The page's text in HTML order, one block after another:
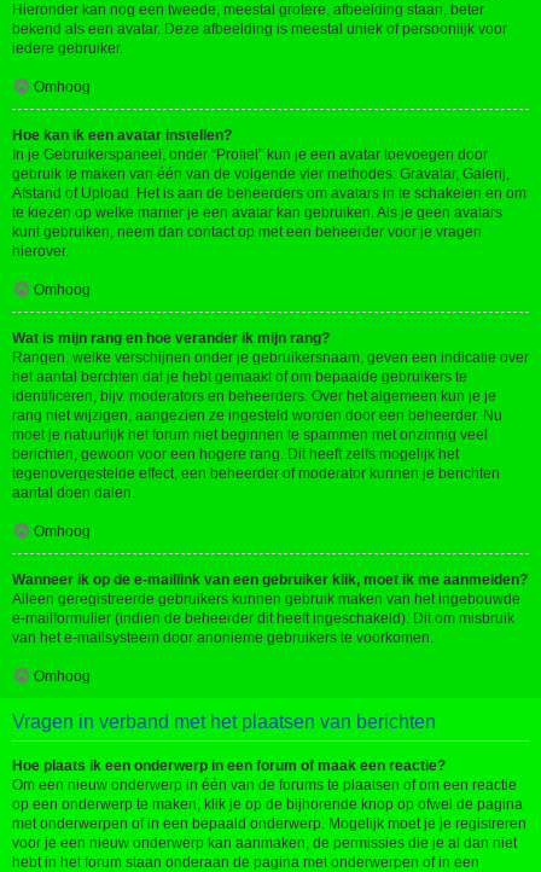
Hieronder kan nog een tweede, meestal grotere, afbeelding staan, beter
bekend als een avatar. Deze afbeelding is meestal uniek of persoonlijk voor
iedere gebruiker.
Omhoog
Hoe kan ik een avatar instellen?
In je Gebruikerspaneel, onder “Profiel” kun je een avatar toevoegen door
gebruik te maken van één van de volgende vier methodes: Gravatar, Galerij,
Afstand of Upload. Het is aan de beheerders om avatars in te schakelen en om
te kiezen op welke manier je een avatar kan gebruiken. Als je geen avatars
kunt gebruiken, neem dan contact op met een beheerder voor je vragen
hierover.
Omhoog
Wat is mijn rang en hoe verander ik mijn rang?
Rangen, welke verschijnen onder je gebruikersnaam, geven een indicatie over
het aantal berchten dat je hebt gemaakt of om bepaalde gebruikers te
identificeren, bijv. moderators en beheerders. Over het algemeen kun je je
rang niet wijzigen, aangezien ze ingesteld worden door een beheerder. Nu
moet je natuurlijk het forum niet beginnen te spammen met onzinnig veel
berichten, gewoon voor een hogere rang. Dit heeft zelfs mogelijk het
tegenovergestelde effect, een beheerder of moderator kunnen je berichten
aantal doen dalen.
Omhoog
Wanneer ik op de e-maillink van een gebruiker klik, moet ik me aanmelden?
Alleen geregistreerde gebruikers kunnen gebruik maken van het ingebouwde
e-mailformulier (indien de beheerder dit heeft ingeschakeld). Dit om misbruik
van het e-mailsysteem door anonieme gebruikers te voorkomen.
Omhoog
Vragen in verband met het plaatsen van berichten
Hoe plaats ik een onderwerp in een forum of maak een reactie?
Om een nieuw onderwerp in één van de forums te plaatsen of om een reactie
op een onderwerp te maken, klik je op de bijhorende knop op ofwel de pagina
met onderwerpen of in een bepaald onderwerp. Mogelijk moet je je registreren
voor je een nieuw onderwerp kan aanmaken, de permissies die je al dan niet
hebt in het forum staan onderaan de pagina met onderwerpen of in een